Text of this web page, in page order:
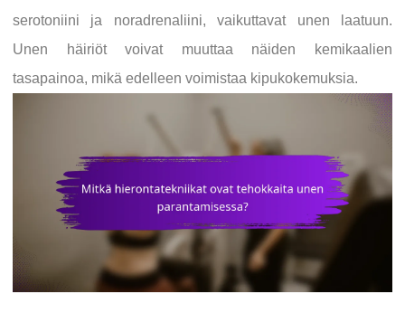
serotoniini ja noradrenaliini, vaikuttavat unen laatuun.
Unen häiriöt voivat muuttaa näiden kemikaalien
tasapainoa, mikä edelleen voimistaa kipukokemuksia.